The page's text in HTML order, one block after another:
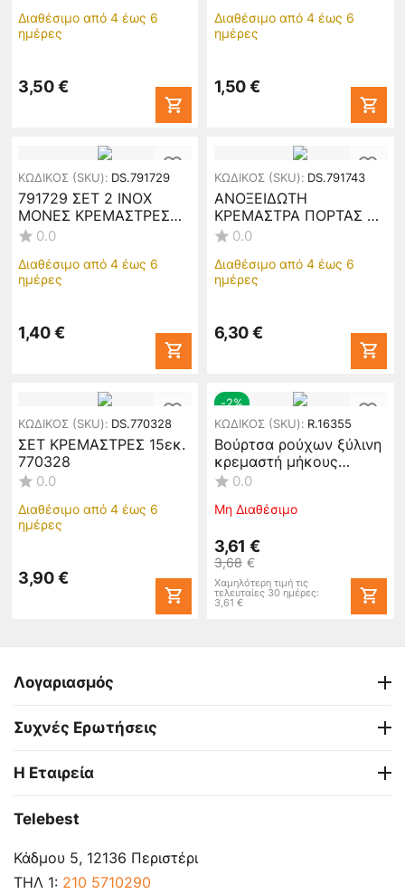
Διαθέσιμο από 4 έως 6
ημέρες
3,50 €
Διαθέσιμο από 4 έως 6
ημέρες
1,50€
ΚΩΔΙΚΟΣ (SKU): DS.791729
791729 ΣΕΤ 2 ΙΝΟΧ
ΜΟΝΕΣ ΚΡΕΜΑΣΤΡΕΣ
2,5x2,2x8,5cm
0.0
Διαθέσιμο από 4 έως 6
ημέρες
1,40 €
ΚΩΔΙΚΟΣ (SKU): DS.791743
ΑΝΟΞΕΙΔΩΤΗ
ΚΡΕΜΑΣΤΡΑ ΠΟΡΤΑΣ 5
ΘΕΣΕΩΝ 30x17 εκ.
0.0
Διαθέσιμο από 4 έως 6
ημέρες
6,30€
ΚΩΔΙΚΟΣ (SKU): DS.770328
ΣΕΤ ΚΡΕΜΑΣΤΡΕΣ 15εκ.
770328
0.0
Διαθέσιμο από 4 έως 6
ημέρες
3,90 €
-2%
ΚΩΔΙΚΟΣ (SKU): R.16355
Βούρτσα ρούχων ξύλινη
κρεμαστή μήκους
38,5cm. WB-104
0.0
Μη Διαθέσιμο
3,68 €
3,61 €
Χαμηλότερη τιμή τις
τελευταίες 30 ημέρες:
3,61 €
Λογαριασμός
Συχνές Ερωτήσεις
Η Εταιρεία
Telebest
Κάδμου 5, 12136 Περιστέρι
ΤΗΛ 1: 210 5710290